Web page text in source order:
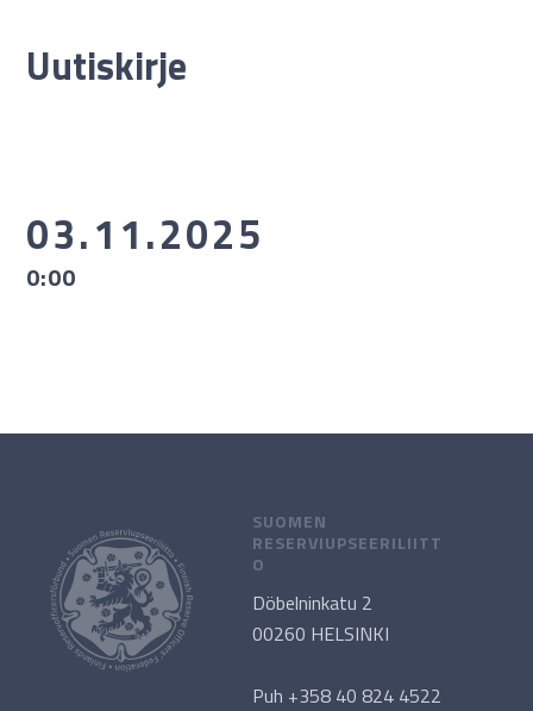
Uutiskirje
03.11.2025
0:00
SUOMEN
RESERVIUPSEERILIITT
O
Döbelninkatu 2
00260 HELSINKI
Puh +358 40 824 4522